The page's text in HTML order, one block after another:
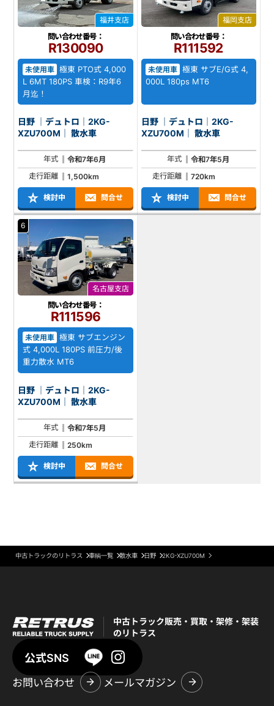
福井支店
問い合わせ番号：
R130090
未使用車 極東 PTO式 4,000
L 6MT 180PS 車検：R9年6
月迄！
日野 ｜デュトロ｜2KG-
XZU700M｜ 散水車
年式
令和7年6月
走行距離
1,500km
検討中 問合せ
福岡支店
問い合わせ番号：
R111592
未使用車 極東 サブE/G式 4,
000L 180ps MT6
日野 ｜デュトロ｜2KG-
XZU700M｜ 散水車
年式
令和7年5月
走行距離
720km
検討中 問合せ
6
名古屋支店
問い合わせ番号：
R111596
未使用車 極東 サブエンジン
式 4,000L 180PS 前圧力/後
重力散水 MT6
日野 ｜デュトロ｜2KG-
XZU700M｜ 散水車
年式
令和7年5月
走行距離
250km
検討中 問合せ
中古トラックのリトラス 車輌一覧 散水車 日野 2KG-XZU700M
中古トラック販売・買取・架修・架装
のリトラス
公式SNS
お問い合わせ
メールマガジン